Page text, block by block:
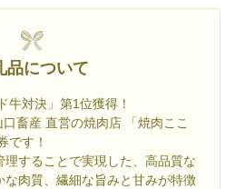
品について
牛対決」第1位獲得！
畜産 直営の焼肉店 「焼肉ここ
です！
することで実現した、高品質な
な肉質、繊細な旨みと甘みが特徴